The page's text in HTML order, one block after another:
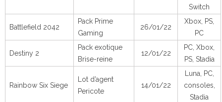
Switch
Battlefield 2042
Pack Prime
Gaming
26/01/22
Xbox, PS,
PC
Destiny 2
Pack exotique
Brise-reine
12/01/22
PC, Xbox,
PS, Stadia
Rainbow Six Siege
Lot d’agent
Pericote
14/01/22
Luna, PC,
consoles,
Stadia